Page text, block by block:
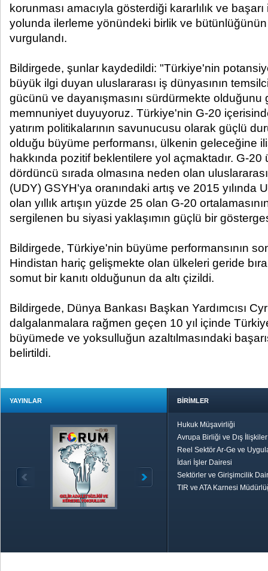
korunması amacıyla gösterdiği kararlılık ve
yolunda ilerleme yönündeki birlik ve
vurgulandı.
Bildirgede, şunlar kaydedildi: "Türkiye'nin
büyük ilgi duyan uluslararası iş dünyasının
gücünü ve dayanışmasını sürdürmekte
memnuniyet duyuyoruz. Türkiye'nin G-20
yatırım politikalarının savunucusu olarak güçlü
olduğu büyüme performansı, ülkenin geleceğine
hakkında pozitif beklentilere yol açmaktadır. G-20
dördüncü sırada olmasına neden olan uluslararası
(UDY) GSYH'ya oranındaki artış ve 2015 yılında
olan yıllık artışın yüzde 25 olan G-20
sergilenen bu siyasi yaklaşımın güçlü bir
Bildirgede, Türkiye'nin büyüme performansının
Hindistan hariç gelişmekte olan ülkeleri geride
somut bir kanıtı olduğunun da altı çizildi.
Bildirgede, Dünya Bankası Başkan Yardımcısı
dalgalanmalara rağmen geçen 10 yıl içinde
büyümede ve yoksulluğun azaltılmasındaki
belirtildi.
YAYINLAR BİRİMLER
Hukuk Müşavirliği
Avrupa Birliği ve Dış
Reel Sektör Ar-Ge ve
İdari İşler Dairesi
Sektörler ve Girişimcilik
TIR ve ATA Karnesi